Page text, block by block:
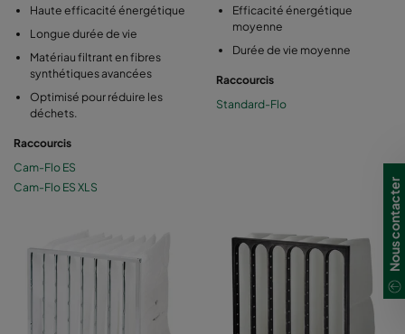
Haute efficacité énergétique
Longue durée de vie
Matériau filtrant en fibres
synthétiques avancées
Optimisé pour réduire les
déchets.
Raccourcis
Cam-Flo ES
Cam-Flo ES XLS
Efficacité énergétique
moyenne
Durée de vie moyenne
Raccourcis
Standard-Flo
Nous contacter